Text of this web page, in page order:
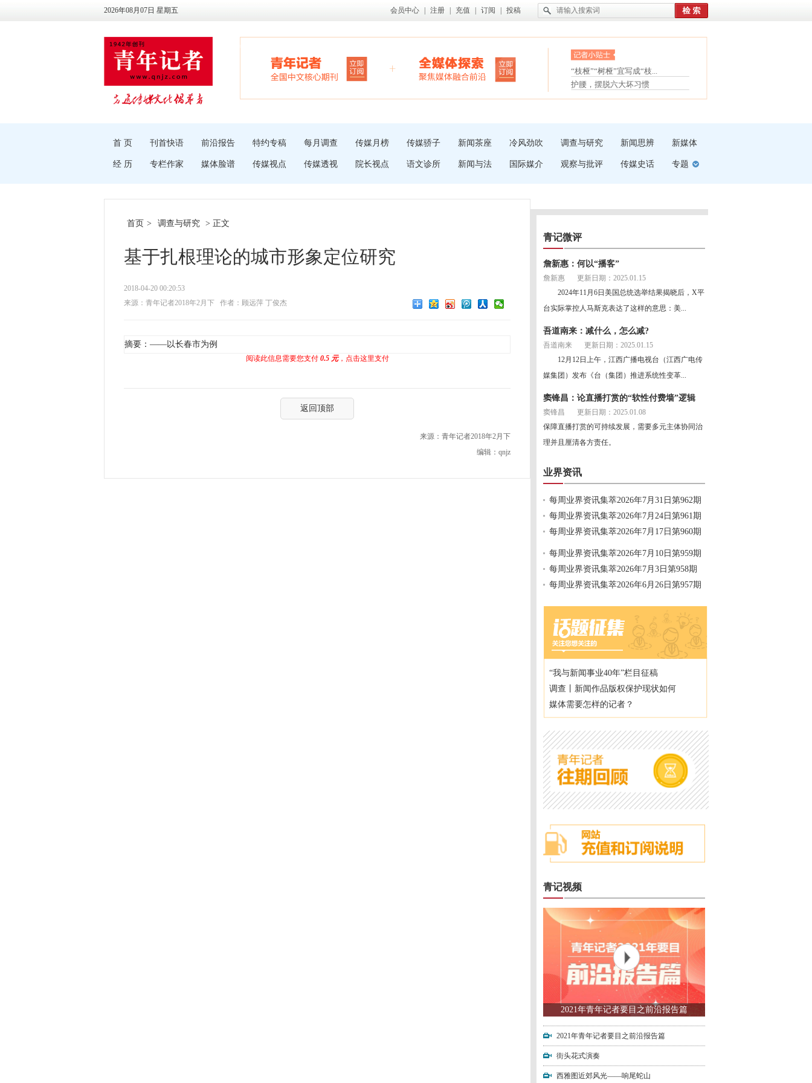
2026年08月07日 星期五 会员中心 注册 充值 订阅 投稿
眼白变红或是结膜下出血
“枝桠”“树桠”宜写成“枝...
夏天缓解疲劳有三招
护腰，摆脱六大坏习惯
受伤了冰敷还是热敷
首 页 刊首快语 前沿报告 特约专稿 每月调查 传媒月榜 传媒骄子 新闻茶座 冷风劲吹 调查与研究 新闻思辨 新媒体
经 历 专栏作家 媒体脸谱 传媒视点 传媒透视 院长视点 语文诊所 新闻与法 国际媒介 观察与批评 传媒史话 专题
首页 > 调查与研究 > 正文
基于扎根理论的城市形象定位研究
2018-04-20 00:20:53
来源：青年记者2018年2月下
作者：顾远萍 丁俊杰
摘要：——以长春市为例
阅读此信息需要您支付 0.5 元，点击这里支付
返回顶部
来源：青年记者2018年2月下
编辑：qnjz
青记微评
詹新惠：何以“播客”
詹新惠
更新日期：2025.01.15
2024年11月6日美国总统选举结果揭晓后，X平
台实际掌控人马斯克表达了这样的意思：美...
吾道南来：减什么，怎么减?
吾道南来
更新日期：2025.01.15
12月12日上午，江西广播电视台（江西广电传
媒集团）发布《台（集团）推进系统性变革...
窦锋昌：论直播打赏的“软性付费墙”逻辑
窦锋昌
更新日期：2025.01.08
保障直播打赏的可持续发展，需要多元主体协同治
理并且厘清各方责任。
业界资讯
每周业界资讯集萃2026年7月31日第962期
每周业界资讯集萃2026年7月24日第961期
每周业界资讯集萃2026年7月17日第960期
每周业界资讯集萃2026年7月10日第959期
每周业界资讯集萃2026年7月3日第958期
每周业界资讯集萃2026年6月26日第957期
“我与新闻事业40年”栏目征稿
调查丨新闻作品版权保护现状如何
媒体需要怎样的记者？
青记视频
2021年青年记者要目之前沿报告篇
2021年青年记者要目之前沿报告篇
街头花式演奏
西雅图近郊风光——响尾蛇山